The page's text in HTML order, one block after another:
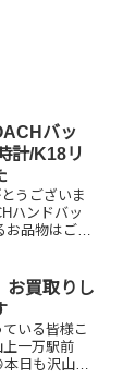
バッ
計/K18リ
うございま
ハンドバッ
お品物はござ
お買取りし
いる皆様こ
一万駅前
日も沢山の